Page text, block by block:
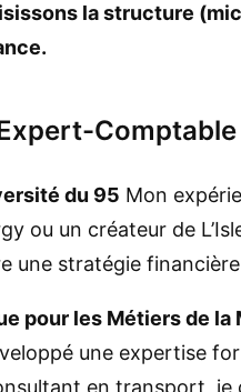
la structure
Comptable
du 95 Mon
ou un créateur de
une stratégie
pour les Métiers de
une expertise
en transport, je